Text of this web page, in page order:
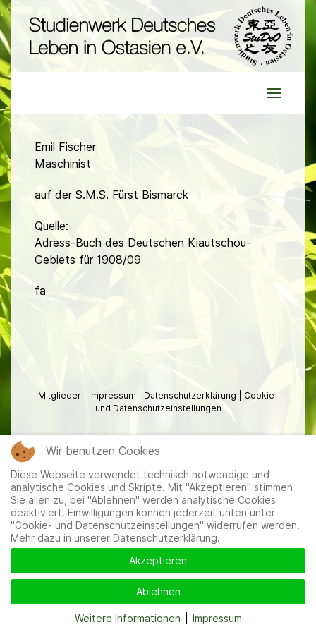
Emil Fischer
Maschinist
auf der S.M.S. Fürst Bismarck
Quelle:
Adress-Buch des Deutschen Kiautschou-
Gebiets für 1908/09
fa
Mitglieder Impressum Datenschutzerklärung
Cookie-
und Datenschutzeinstellungen
Wir benutzen Cookies
Diese Webseite verwendet technisch notwendige und
analytische Cookies und Skripte. Mit "Akzeptieren" stimmen
Sie allen zu, bei "Ablehnen" werden analytische Cookies
deaktiviert. Einwilligungen können jederzeit unten unter
"Cookie- und Datenschutzeinstellungen" widerrufen werden.
Mehr dazu in unserer Datenschutzerklärung.
Akzeptieren
Ablehnen
Weitere Informationen Impressum